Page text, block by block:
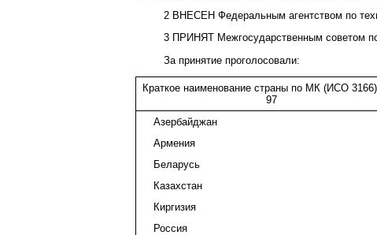
2 ВНЕСЕН Федеральным агентством по
3 ПРИНЯТ Межгосударственным советом по
За принятие проголосовали:
Краткое наименование страны по МК (ИСО
97
Азербайджан
Армения
Беларусь
Казахстан
Киргизия
Россия